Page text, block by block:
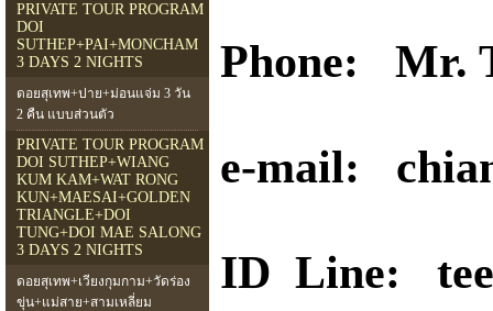
PRIVATE TOUR PROGRAM
DOI
SUTHEP+PAI+MONCHAM
3 DAYS 2 NIGHTS
ดอยสุเทพ+ปาย+ม่อนแจ่ม 3 วัน
2 คืน แบบส่วนตัว
PRIVATE TOUR PROGRAM
DOI SUTHEP+WIANG
KUM KAM+WAT RONG
KUN+MAESAI+GOLDEN
TRIANGLE+DOI
TUNG+DOI MAE SALONG
3 DAYS 2 NIGHTS
ดอยสุเทพ+เวียงกุมกาม+วัดร่อง
ขุ่น+แม่สาย+สามเหลี่ยม
Phone: Mr.
e-mail:
ID Line: